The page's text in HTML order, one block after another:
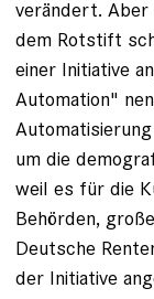
verändert. Aber
dem Rotstift
einer Ini­tiative
Automation"
um die
weil es für die
Behörden,
Deutsche
der Initiative